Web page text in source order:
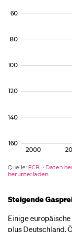
Steigende
Einige
plus Deutschland,